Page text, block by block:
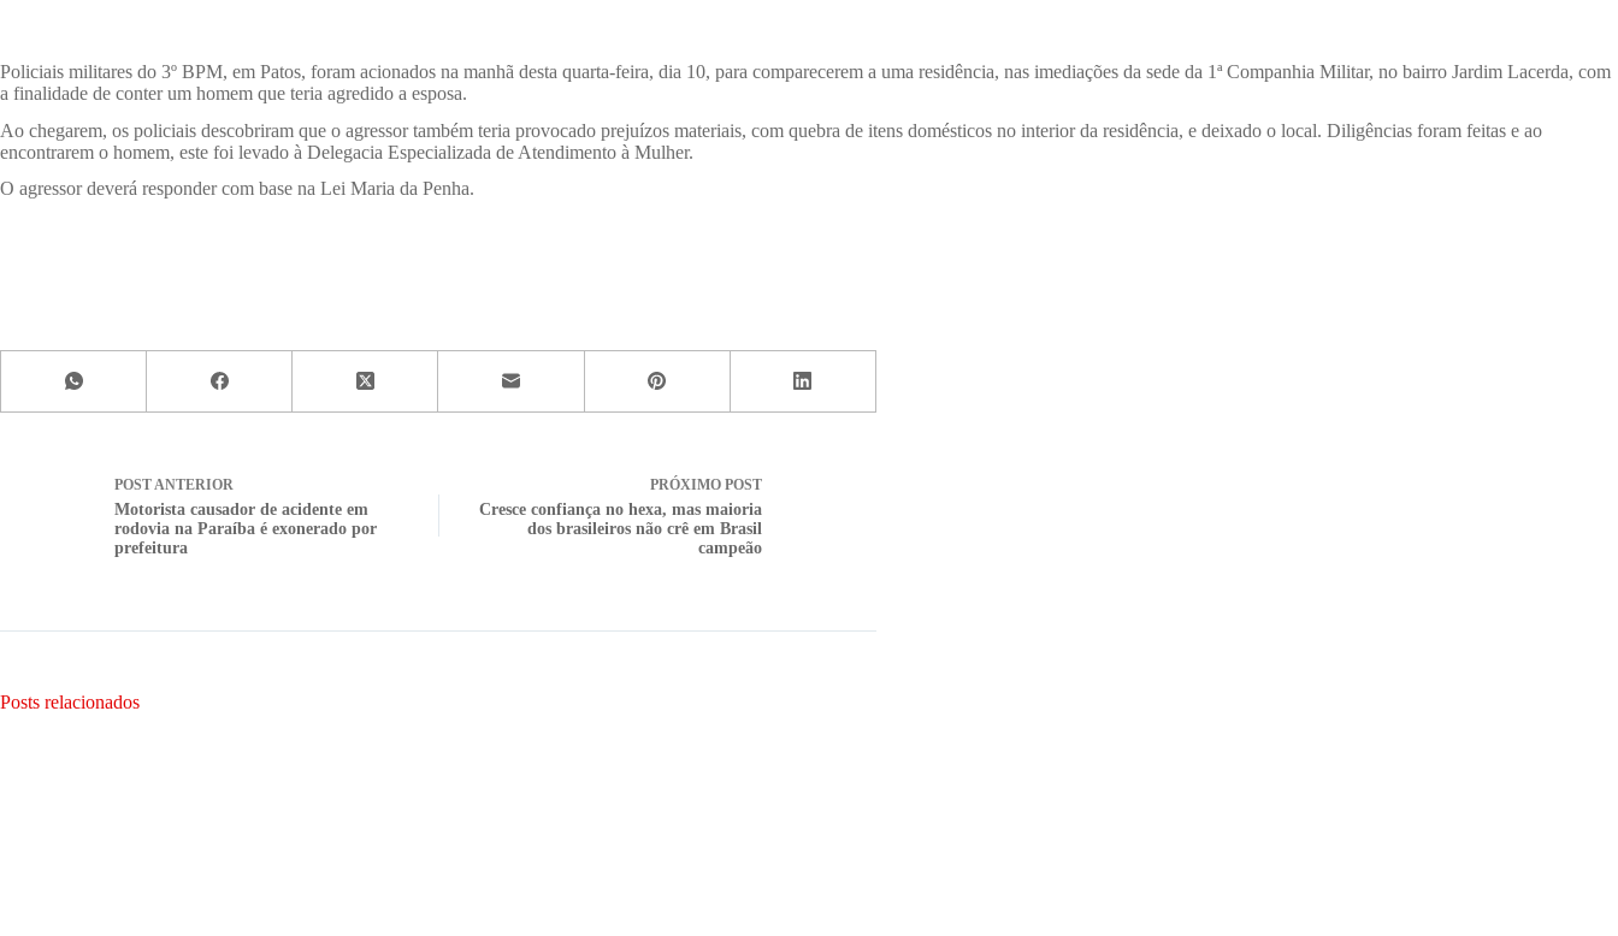
Policiais militares do 3º BPM, em Patos, foram acionados na manhã desta quarta-feira, dia 10, para comparecerem a uma residência, nas imediações da sede da 1ª Companhia Militar, no bairro Jardim Lacerda, com
a finalidade de conter um homem que teria agredido a esposa.
Ao chegarem, os policiais descobriram que o agressor também teria provocado prejuízos materiais, com quebra de itens domésticos no interior da residência, e deixado o local. Diligências foram feitas e ao
encontrarem o homem, este foi levado à Delegacia Especializada de Atendimento à Mulher.
O agressor deverá responder com base na Lei Maria da Penha.
POST ANTERIOR
Motorista causador de acidente em
rodovia na Paraíba é exonerado por
prefeitura
PRÓXIMO POST
Cresce confiança no hexa, mas maioria
dos brasileiros não crê em Brasil
campeão
Posts relacionados